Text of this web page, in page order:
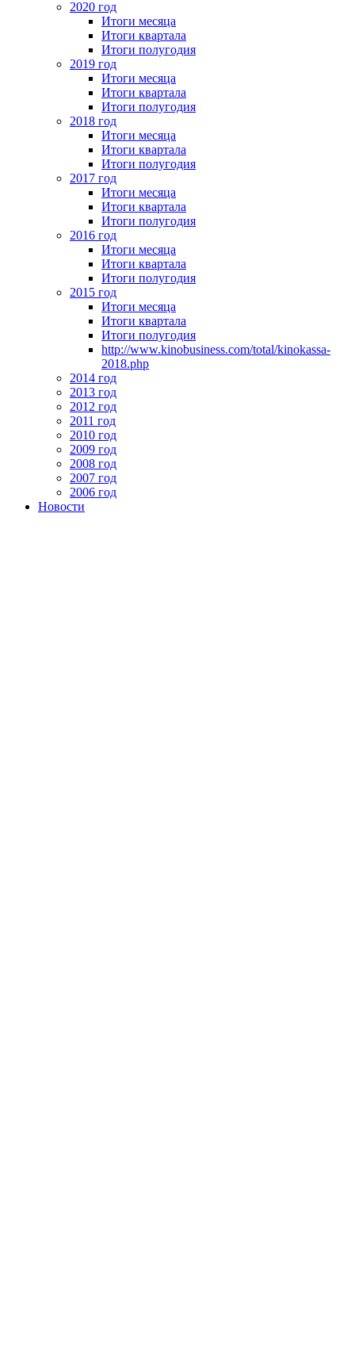
2020 год
Итоги месяца
Итоги квартала
Итоги полугодия
2019 год
Итоги месяца
Итоги квартала
Итоги полугодия
2018 год
Итоги месяца
Итоги квартала
Итоги полугодия
2017 год
Итоги месяца
Итоги квартала
Итоги полугодия
2016 год
Итоги месяца
Итоги квартала
Итоги полугодия
2015 год
Итоги месяца
Итоги квартала
Итоги полугодия
http://www.kinobusiness.com/total/kinokassa-
2018.php
2014 год
2013 год
2012 год
2011 год
2010 год
2009 год
2008 год
2007 год
2006 год
Новости